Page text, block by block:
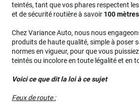
teintés, tant que vos phares respectent
et de sécurité routière à savoir 100
Chez Variance Auto, nous nous
produits de haute qualité, simple à poser
normes en vigueur, pour que vous
teintés ou incolore en toute légalité et en
Voici ce que dit la loi à ce sujet
Feux de route :